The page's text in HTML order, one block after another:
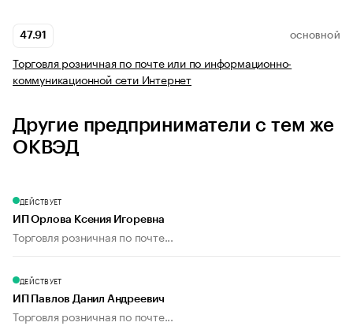
47.91 ОСНОВНОЙ
Торговля розничная по почте или по информационно-
коммуникационной сети Интернет
Другие предприниматели с тем же
ОКВЭД
ДЕЙСТВУЕТ
ИП Орлова Ксения Игоревна
Торговля розничная по почте...
ДЕЙСТВУЕТ
ИП Павлов Данил Андреевич
Торговля розничная по почте...